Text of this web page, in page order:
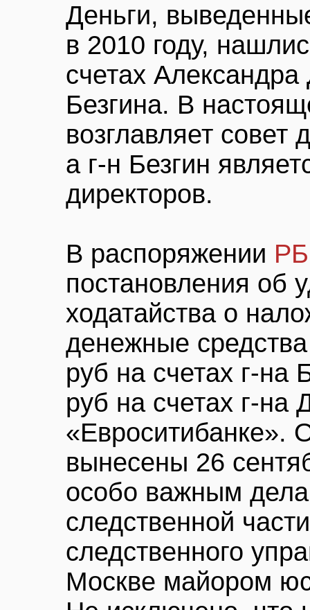
Деньги,
в 2010 году,
счетах
Безгина. В
возглавляет совет
а г-н Безгин
директоров.
В распоряжении
постановления об
ходатайства о
денежные
руб на счетах г-на
руб на счетах г-на
«Евроситибанке».
вынесены 26
особо важным
следственной
следственного
Москве майором